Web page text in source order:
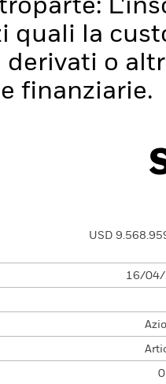
quali la
o
finanziarie.
USD
16/04/